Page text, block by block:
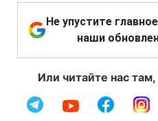
Не упустите
наши
Или читайте нас